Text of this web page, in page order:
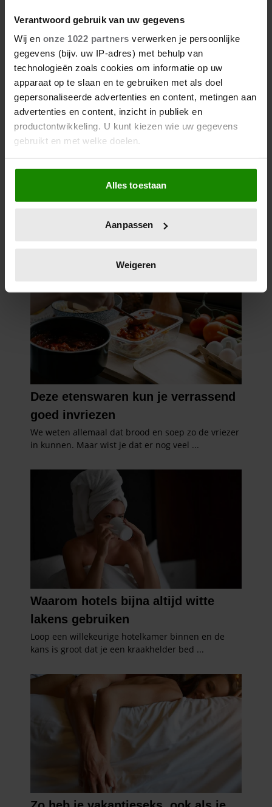
Verantwoord gebruik van uw gegevens
Wij en onze 1022 partners verwerken je persoonlijke
gegevens (bijv. uw IP-adres) met behulp van
technologieën zoals cookies om informatie op uw
apparaat op te slaan en te gebruiken met als doel
gepersonaliseerde advertenties en content, metingen aan
advertenties en content, inzicht in publiek en
productontwikkeling. U kunt kiezen wie uw gegevens
gebruikt en met welke doelen.
Als u het toestaat, willen we ook graag:
Informatie verzamelen over uw geografische
locatie, die tot een paar meter nauwkeurig kan zijn
scannen op specifieke eigenschappen (fingerprinting)
verwerkt en stel uw voorkeuren in het
intrekken in de Cookieverklaring.
We gebruiken cookies om content en advertenties te
personaliseren, om functies voor social media te bieden
en om ons websiteverkeer te analyseren. Ook delen we
informatie over uw gebruik van onze site met onze
partners voor social media, adverteren en analyse. Deze
partners kunnen deze gegevens combineren met andere
informatie die u aan ze heeft verstrekt of die ze hebben
verzameld op basis van uw gebruik van hun services. U
gaat akkoord met onze cookies als u onze website blijft
gebruiken.
Alles toestaan
Aanpassen
Weigeren